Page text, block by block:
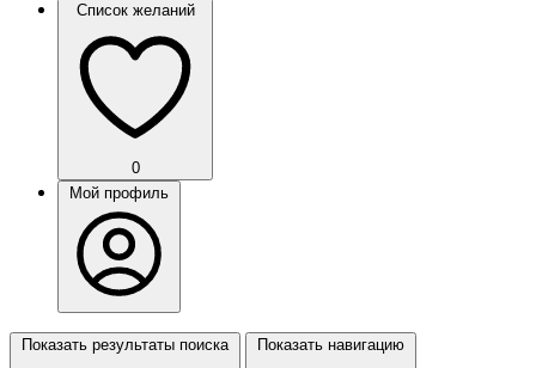
Список желаний
0
Мой профиль
Показать результаты поиска Показать навигацию